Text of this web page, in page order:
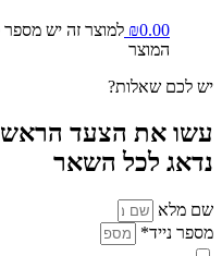
₪0.00
למוצר זה יש מספר
המוצר
יש לכם שאלות?
עשו את הצעד
נדאג לכל השאר
שם מלא
מספר נייד*